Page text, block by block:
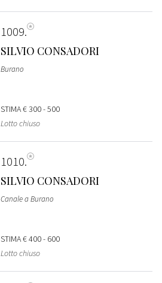
1009
SILVIO CONSADORI
Burano
STIMA€ 300 - 500
Lotto chiuso
1010
SILVIO CONSADORI
Canale a Burano
STIMA€ 400 - 600
Lotto chiuso